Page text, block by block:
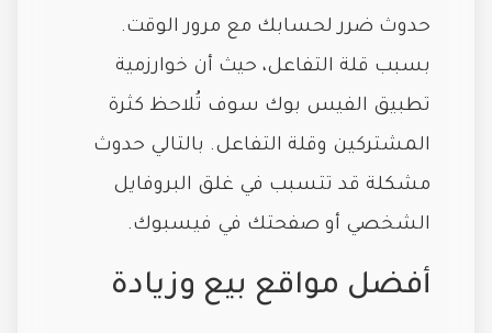
حدوث ضرر لحسابك مع مرور الوقت.
بسبب قلة التفاعل، حيث أن خوارزمية
تطبيق الفيس بوك سوف تُلاحظ كثرة
المشتركين وقلة التفاعل. بالتالي حدوث
مشكلة قد تتسبب في غلق البروفايل
الشخصي أو صفحتك في فيسبوك.
أفضل مواقع بيع وزيادة